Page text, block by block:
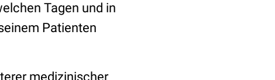
Tagen und in
Patienten
medizinischer